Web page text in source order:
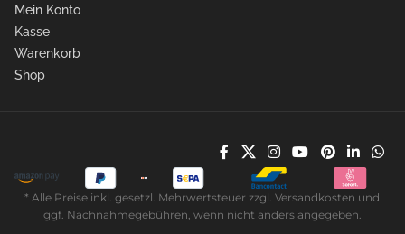
Mein Konto
Kasse
Warenkorb
Shop
* Alle Preise inkl. gesetzl. Mehrwertsteuer zzgl. Versandkosten und
ggf. Nachnahmegebühren, wenn nicht anders angegeben.